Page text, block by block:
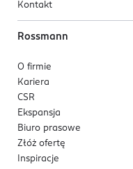
Kontakt
Rossmann
O firmie
Kariera
CSR
Ekspansja
Biuro prasowe
Złóż ofertę
Inspiracje